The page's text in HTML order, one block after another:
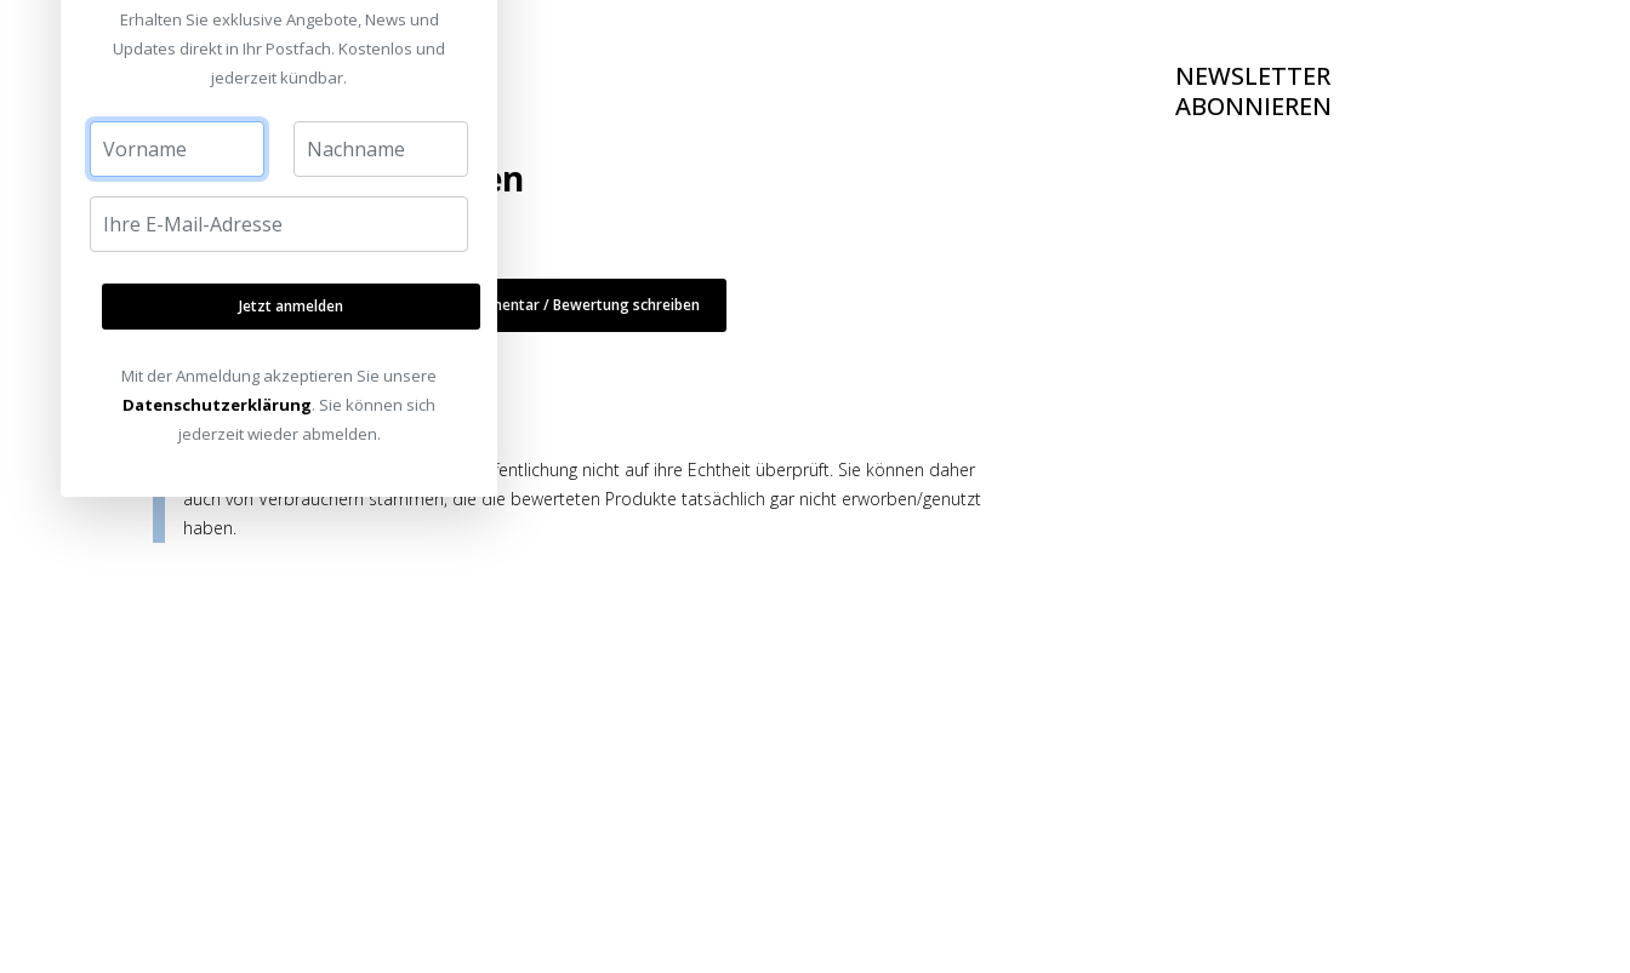
Bewertung hinzufügen
Kommentar / Bewertung schreiben
Die Bewertungen werden vor ihrer Veröffentlichung nicht auf ihre Echtheit überprüft. Sie können daher
auch von Verbrauchern stammen, die die bewerteten Produkte tatsächlich gar nicht erworben/genutzt
haben.
NEWSLETTER
ABONNIEREN
Erhalten Sie exklusive Angebote, News und
Updates direkt in Ihr Postfach. Kostenlos und
jederzeit kündbar.
Jetzt anmelden
Mit der Anmeldung akzeptieren Sie unsere
Datenschutzerklärung. Sie können sich
jederzeit wieder abmelden.